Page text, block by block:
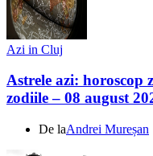
Azi in Cluj
Astrele azi: horoscop
zodiile – 08 august
De laAndrei Mureșan